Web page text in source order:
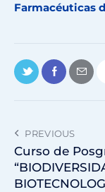
Farmacéuticas
PREVIOUS
Curso de